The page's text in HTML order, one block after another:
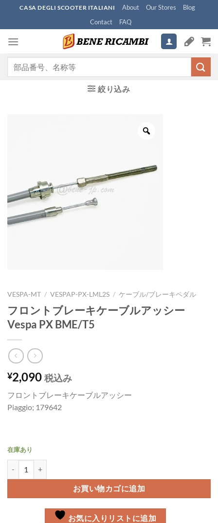
content
CASA DEGLI SCOOTER ITALIANI About Our Stores
Blog
Contact
FAQ
絞り込み
VESPA-MT / VESPAP-PX-LML2S / ケーブル/ブレーキペダル
フロントブレーキケーブルアッシー
Vespa PX BME/T5
¥2,090 税込み
フロントブレーキケーブルアッシー
Piaggio; 179642
在庫あり
お買い物カゴに追加
お気に入りリストに追加